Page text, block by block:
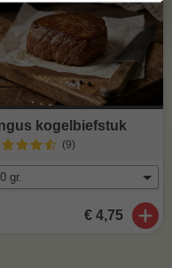
kogelbiefstuk
(9)
€ 4,75